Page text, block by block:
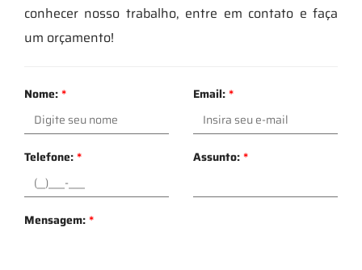
conhecer nosso trabalho, entre em contato e faça
um orçamento!
Nome:* Email:*
Telefone:* Assunto:*
Mensagem:*